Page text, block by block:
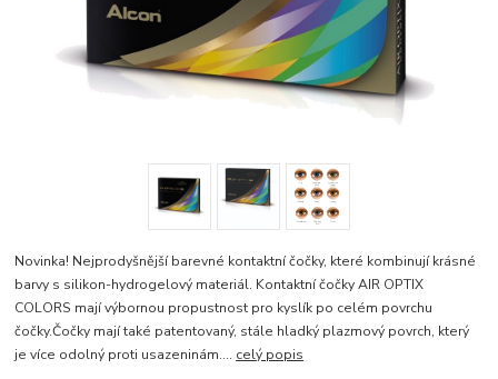
Novinka! Nejprodyšnější barevné kontaktní čočky, které kombinují krásné
barvy s silikon-hydrogelový materiál. Kontaktní čočky AIR OPTIX
COLORS mají výbornou propustnost pro kyslík po celém povrchu
čočky.Čočky mají také patentovaný, stále hladký plazmový povrch, který
je více odolný proti usazeninám.... celý popis